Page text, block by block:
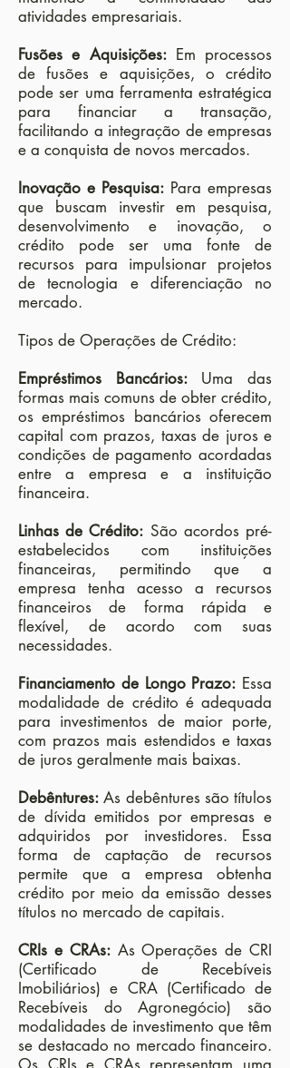
atividades empresariais.
Fusões e Aquisições:Em processos
de fusões e aquisições, o crédito
pode ser uma ferramenta estratégica
para financiar a transação,
facilitando a integração de empresas
e a conquista de novos mercados.
Inovação e Pesquisa: Para empresas
que buscam investir em pesquisa,
desenvolvimento e inovação, o
crédito pode ser uma fonte de
recursos para impulsionar projetos
de tecnologia e diferenciação no
mercado.
Tipos de Operações de Crédito:
Empréstimos Bancários: Uma das
formas mais comuns de obter crédito,
os empréstimos bancários oferecem
capital com prazos, taxas de juros e
condições de pagamento acordadas
entre a empresa e a instituição
financeira.
Linhas de Crédito: São acordos pré-
estabelecidos com instituições
financeiras, permitindo que a
empresa tenha acesso a recursos
financeiros de forma rápida e
flexível, de acordo com suas
necessidades.
Financiamento de Longo Prazo: Essa
modalidade de crédito é adequada
para investimentos de maior porte,
com prazos mais estendidos e taxas
de juros geralmente mais baixas.
Debêntures: As debêntures são títulos
de dívida emitidos por empresas e
adquiridos por investidores. Essa
forma de captação de recursos
permite que a empresa obtenha
crédito por meio da emissão desses
títulos no mercado de capitais.
CRIs e CRAs:As Operações de CRI
(Certificado de Recebíveis
Imobiliários) e CRA (Certificado de
Recebíveis do Agronegócio) são
modalidades de investimento que têm
se destacado no mercado financeiro.